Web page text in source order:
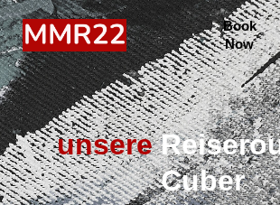
Book
Now
unsere
Cuber